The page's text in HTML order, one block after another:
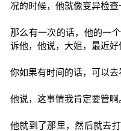
况的时候，他就像变异检查
那么有一次的话，他的一
诉他，他说，大姐，最近好
你如果有时间的话，可以去
他说，这事情我肯定要管啊
他就到了那里，然后就去